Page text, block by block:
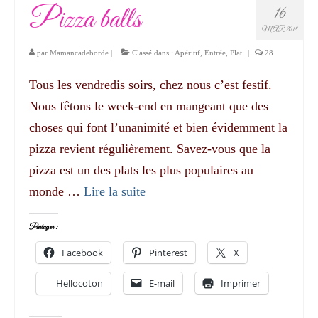
16
MAR 2018
Pizza balls
par Mamancadeborde | Classé dans : Apéritif Entrée Plat | 28
Tous les vendredis soirs, chez nous c’est festif.
Nous fêtons le week-end en mangeant que des
choses qui font l’unanimité et bien évidemment la
pizza revient régulièrement. Savez-vous que la
pizza est un des plats les plus populaires au
monde … Lire la suite­­
Partager :
Facebook Pinterest X
Hellocoton E-mail Imprimer